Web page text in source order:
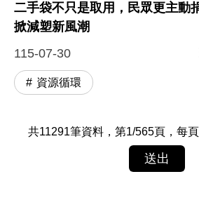
二手袋不只是取用，民眾更主動
掀減塑新風潮
115-07-30
資源循環
共11291筆資料，第1/565頁，每
送出